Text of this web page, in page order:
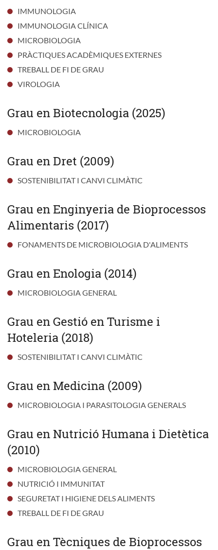
IMMUNOLOGIA
IMMUNOLOGIA CLÍNICA
MICROBIOLOGIA
PRÀCTIQUES ACADÈMIQUES EXTERNES
TREBALL DE FI DE GRAU
VIROLOGIA
Grau en Biotecnologia (2025)
MICROBIOLOGIA
Grau en Dret (2009)
SOSTENIBILITAT I CANVI CLIMÀTIC
Grau en Enginyeria de Bioprocessos
Alimentaris (2017)
FONAMENTS DE MICROBIOLOGIA D'ALIMENTS
Grau en Enologia (2014)
MICROBIOLOGIA GENERAL
Grau en Gestió en Turisme i
Hoteleria (2018)
SOSTENIBILITAT I CANVI CLIMÀTIC
Grau en Medicina (2009)
MICROBIOLOGIA I PARASITOLOGIA GENERALS
Grau en Nutrició Humana i Dietètica
(2010)
MICROBIOLOGIA GENERAL
NUTRICIÓ I IMMUNITAT
SEGURETAT I HIGIENE DELS ALIMENTS
TREBALL DE FI DE GRAU
Grau en Tècniques de Bioprocessos